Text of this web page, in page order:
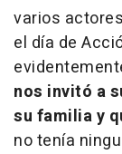
varios
el día de
nos invitó a
su familia y
no tenía